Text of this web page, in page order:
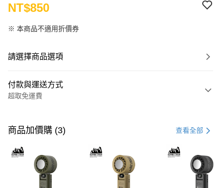
NT$850
※ 本商品不適用折價券
請選擇商品選項
付款與運送方式
超取免運費
信用卡一次付款
LINE Pay
Apple Pay
商品加價購 (3) 查看全部